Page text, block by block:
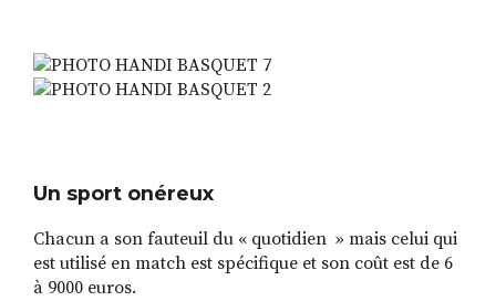
Un sport onéreux
Chacun a son fauteuil du « quotidien » mais celui qui
est utilisé en match est spécifique et son coût est de 6
à 9000 euros.